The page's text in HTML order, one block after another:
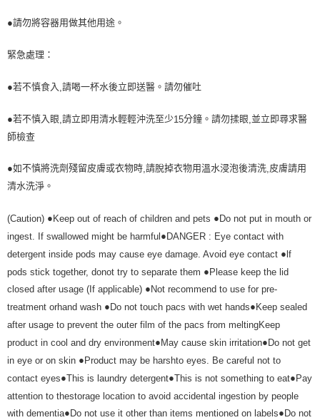
●請勿將容器用做其他用途。
緊急處理：
●若不慎食入 請喝一杯水後立即送醫。請勿催吐
●若不慎入眼 請立即用清水輕輕沖洗至少15分鐘。請勿揉眼 並立即尋求醫
師檢查
●如不慎將洗劑殘留皮膚或衣物時,請脫掉衣物用溫水浸泡後清洗,皮膚請用
清水洗淨。
(Caution) ● Keep out of reach of children and pets ● Do not put in mouth or
ingest. If swallowed might be harmful ● DANGER : Eye contact with
detergent inside pods may cause eye damage. Avoid eye contact ●lf
pods stick together, donot try to separate them ●Please keep the lid
closed after usage (If applicable) ● Not recommend to use for pre-
treatment orhand wash ● Do not touch pacs with wet hands● Keep sealed
after usage to prevent the outer film of the pacs from meltingKeep
product in cool and dry environment● May cause skin irritation● Do not get
in eye or on skin ●Product may be harshto eyes. Be careful not to
contact eyes●This is laundry detergent●This is not something to eat●Pay
attention to thestorage location to avoid accidental ingestion by people
with dementia● Do not use it other than items mentioned on labels● Do not